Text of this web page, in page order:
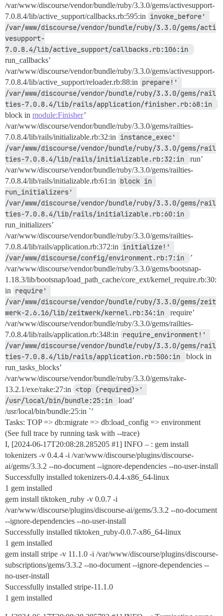
/var/www/discourse/vendor/bundle/ruby/3.3.0/gems/activesupport-
7.0.8.4/lib/active_support/callbacks.rb:595:in invoke_before'
/var/www/discourse/vendor/bundle/ruby/3.3.0/gems/acti
vesupport-
run_callbacks’
/var/www/discourse/vendor/bundle/ruby/3.3.0/gems/activesupport-
7.0.8.4/lib/active_support/reloader.rb:88:in prepare!'
/var/www/discourse/vendor/bundle/ruby/3.3.0/gems/rail
block in module:Finisher’
/var/www/discourse/vendor/bundle/ruby/3.3.0/gems/railties-
7.0.8.4/lib/rails/initializable.rb:32:in instance_exec'
/var/www/discourse/vendor/bundle/ruby/3.3.0/gems/rail
ties-7.0.8.4/lib/rails/initializable.rb:32:in
run’
/var/www/discourse/vendor/bundle/ruby/3.3.0/gems/railties-
7.0.8.4/lib/rails/initializable.rb:61:in block in
run_initializers'
/var/www/discourse/vendor/bundle/ruby/3.3.0/gems/rail
run_initializers’
/var/www/discourse/vendor/bundle/ruby/3.3.0/gems/railties-
7.0.8.4/lib/rails/application.rb:372:in initialize!'
/var/www/discourse/config/environment.rb:7:in
’
/var/www/discourse/vendor/bundle/ruby/3.3.0/gems/bootsnap-
1.18.3/lib/bootsnap/load_path_cache/core_ext/kernel_require.rb:30:
in require'
/var/www/discourse/vendor/bundle/ruby/3.3.0/gems/zeit
werk-2.6.16/lib/zeitwerk/kernel.rb:34:in
require’
/var/www/discourse/vendor/bundle/ruby/3.3.0/gems/railties-
7.0.8.4/lib/rails/application.rb:348:in require_environment!'
/var/www/discourse/vendor/bundle/ruby/3.3.0/gems/rail
ties-7.0.8.4/lib/rails/application.rb:506:in
block in
run_tasks_blocks’
/var/www/discourse/vendor/bundle/ruby/3.3.0/gems/rake-
13.2.1/exe/rake:27:in <top (required)>'
/usr/local/bin/bundle:25:in
load’
/usr/local/bin/bundle:25:in `’
Tasks: TOP => db:migrate => db:load_config => environment
(See full trace by running task with --trace)
I, [2024-06-17T20:08:28.285205 #1] INFO – : gem install
tokenizers -v 0.4.4 -i /var/www/discourse/plugins/discourse-
ai/gems/3.3.2 --no-document --ignore-dependencies --no-user-install
Successfully installed tokenizers-0.4.4-x86_64-linux
1 gem installed
gem install tiktoken_ruby -v 0.0.7 -i
/var/www/discourse/plugins/discourse-ai/gems/3.3.2 --no-document
--ignore-dependencies --no-user-install
Successfully installed tiktoken_ruby-0.0.7-x86_64-linux
1 gem installed
gem install stripe -v 11.1.0 -i /var/www/discourse/plugins/discourse-
subscriptions/gems/3.3.2 --no-document --ignore-dependencies --
no-user-install
Successfully installed stripe-11.1.0
1 gem installed